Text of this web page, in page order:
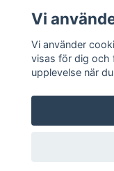
© 2026 Ystad
Vi
Vi använder
visas för dig och
upplevelse när